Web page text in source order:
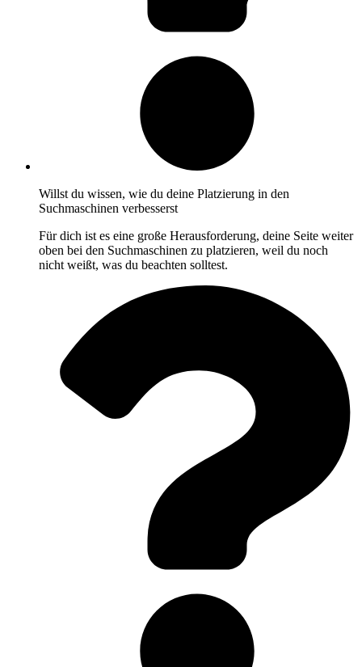
Willst du wissen, wie du deine Platzierung in den
Suchmaschinen verbesserst
Für dich ist es eine große Herausforderung, deine Seite weiter
oben bei den Suchmaschinen zu platzieren, weil du noch
nicht weißt, was du beachten solltest.